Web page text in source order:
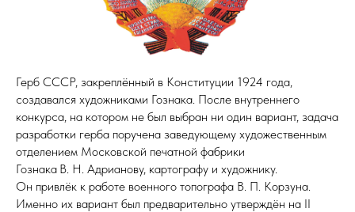
Герб СССР, закреплённый в Конституции 1924 года,
создавался художниками Гознака. После внутреннего
конкурса, на котором не был выбран ни один вариант, задача
разработки герба поручена заведующему художественным
отделением Московской печатной фабрики
Гознака В. Н. Адрианову, картографу и художнику.
Он привлёк к работе военного топографа В. П. Корзуна.
Именно их вариант был предварительно утверждён на II